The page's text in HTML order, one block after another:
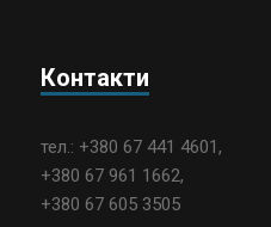
Контакти
тел.: +380 67 441 4601,
+380 67 961 1662,
+380 67 605 3505